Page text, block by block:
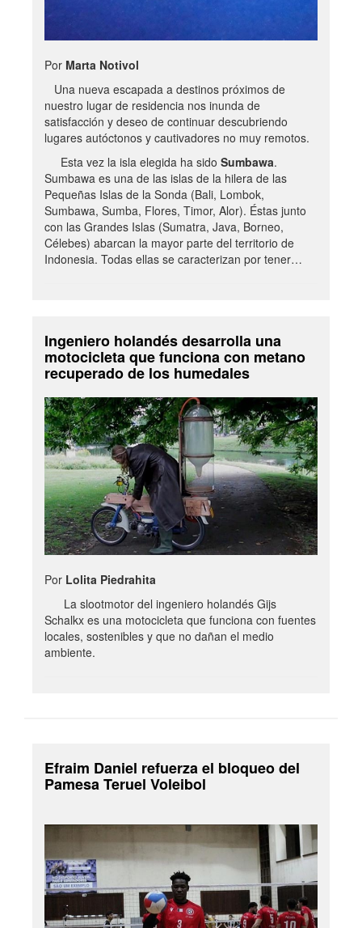
Por Marta Notivol
Una nueva escapada a destinos próximos de
nuestro lugar de residencia nos inunda de
satisfacción y deseo de continuar descubriendo
lugares autóctonos y cautivadores no muy remotos.
Esta vez la isla elegida ha sido Sumbawa.
Sumbawa es una de las islas de la hilera de las
Pequeñas Islas de la Sonda (Bali, Lombok,
Sumbawa, Sumba, Flores, Timor, Alor). Éstas junto
con las Grandes Islas (Sumatra, Java, Borneo,
Célebes) abarcan la mayor parte del territorio de
Indonesia. Todas ellas se caracterizan por tener…
Ingeniero holandés desarrolla una
motocicleta que funciona con metano
recuperado de los humedales
Por Lolita Piedrahita
La slootmotor del ingeniero holandés Gijs
Schalkx es una motocicleta que funciona con fuentes
locales, sostenibles y que no dañan el medio
ambiente.
Efraim Daniel refuerza el bloqueo del
Pamesa Teruel Voleibol